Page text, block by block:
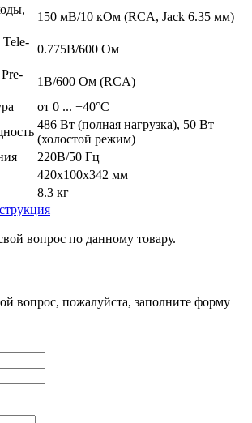
150 мВ/10 кОм (RCA, Jack 6.35 мм)
0.775В/600 Ом
1В/600 Ом (RCA)
от 0 ... +40°С
486 Вт (полная нагрузка), 50 Вт
(холостой режим)
220В/50 Гц
420х100х342 мм
8.3 кг
вопрос по данному товару.
вопрос, пожалуйста, заполните форму